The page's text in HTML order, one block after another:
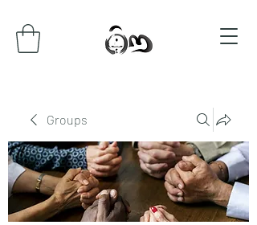
Groups